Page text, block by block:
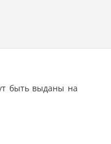
быть выданы на